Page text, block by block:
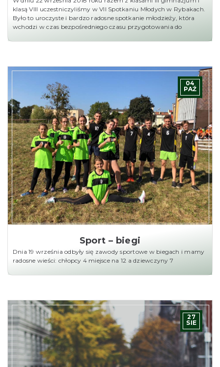
klasą VIII uczestniczyliśmy w VII Spotkaniu Młodych w Rybakach.
Było to uroczyste i bardzo radosne spotkanie młodzieży, która
wchodzi w czas bezpośredniego czasu przygotowania do
04
PAŹ
Sport – biegi
Dnia 19 września odbyły się zawody sportowe w biegach i mamy
radosne wieści: chłopcy 4 miejsce na 12 a dziewczyny 7
27
SIE